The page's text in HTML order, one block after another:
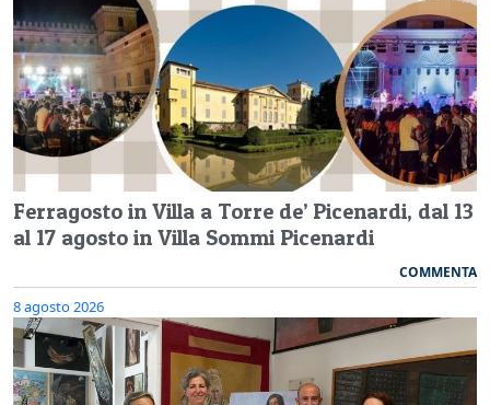
Ferragosto in Villa a Torre de’ Picenardi, dal 13
al 17 agosto in Villa Sommi Picenardi
COMMENTA
8 agosto 2026